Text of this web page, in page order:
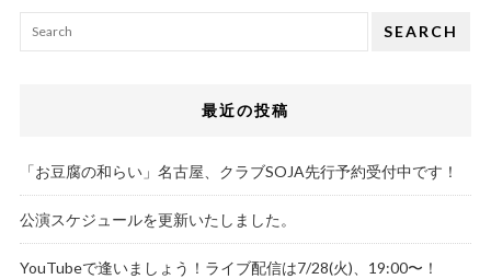
SEARCH
最近の投稿
「お豆腐の和らい」名古屋、クラブSOJA先行予約受付中です！
公演スケジュールを更新いたしました。
YouTubeで逢いましょう！ライブ配信は7/28(火)、19:00〜！